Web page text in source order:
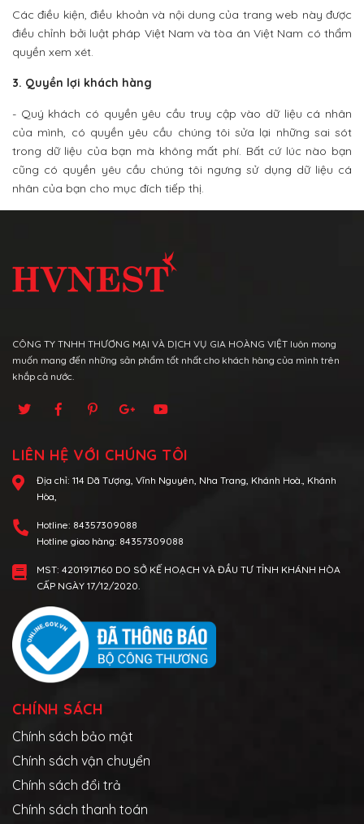
Các điều kiện, điều khoản và nội dung của trang web này được
điều chỉnh bởi luật pháp Việt Nam và tòa án Việt Nam có thẩm
quyền xem xét.
3. Quyền lợi khách hàng
- Quý khách có quyền yêu cầu truy cập vào dữ liệu cá nhân
của mình, có quyền yêu cầu chúng tôi sửa lại những sai sót
trong dữ liệu của bạn mà không mất phí. Bất cứ lúc nào bạn
cũng có quyền yêu cầu chúng tôi ngưng sử dụng dữ liệu cá
nhân của bạn cho mục đích tiếp thị.
CÔNG TY TNHH THƯƠNG MẠI VÀ DỊCH VỤ GIA HOÀNG VIỆT luôn mong
muốn mang đến những sản phẩm tốt nhất cho khách hàng của mình trên
khắp cả nước.
LIÊN HỆ VỚI CHÚNG TÔI
Địa chỉ: 114 Dã Tượng, Vĩnh Nguyên, Nha Trang, Khánh Hoà., Khánh
Hòa,
Hotline: 84357309088
Hotline giao hàng: 84357309088
MST: 4201917160 DO SỞ KẾ HOẠCH VÀ ĐẦU TƯ TỈNH KHÁNH HÒA
CẤP NGÀY 17/12/2020.
CHÍNH SÁCH
Chính sách bảo mật
Chính sách vận chuyển
Chính sách đổi trả
Chính sách thanh toán